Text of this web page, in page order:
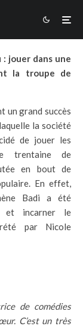
jouer dans une
la troupe de
un grand succès
la société
de jouer les
trentaine de
en bout de
En effet,
Badi a été
et incarner le
par Nicole
de comédies
C’est un très